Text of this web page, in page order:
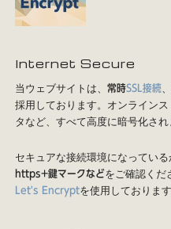
Internet Secure
当ウェブサイトは、常時SSL接続
採用しております。オンライン
タなど、すべて高度に暗号化され
セキュアな接続環境になってい
https+鍵マークなどをご確認くだ
Let's Encryptを使用しております